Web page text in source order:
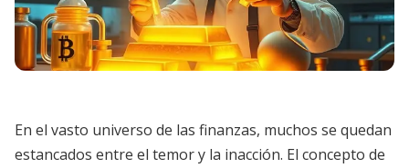
En el vasto universo de las finanzas, muchos se quedan
estancados entre el temor y la inacción. El concepto de